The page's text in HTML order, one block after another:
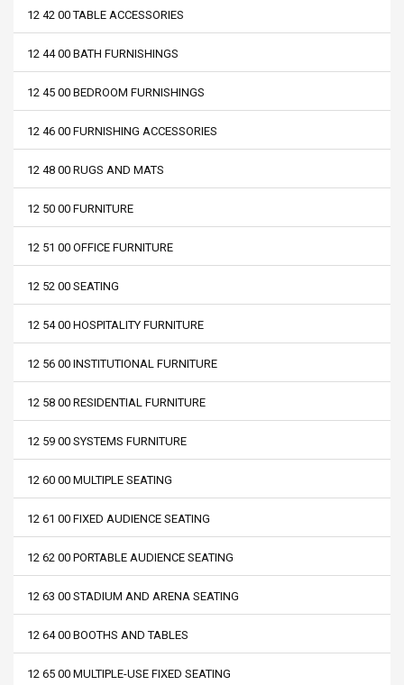
12 42 00 TABLE ACCESSORIES
12 44 00 BATH FURNISHINGS
12 45 00 BEDROOM FURNISHINGS
12 46 00 FURNISHING ACCESSORIES
12 48 00 RUGS AND MATS
12 50 00 FURNITURE
12 51 00 OFFICE FURNITURE
12 52 00 SEATING
12 54 00 HOSPITALITY FURNITURE
12 56 00 INSTITUTIONAL FURNITURE
12 58 00 RESIDENTIAL FURNITURE
12 59 00 SYSTEMS FURNITURE
12 60 00 MULTIPLE SEATING
12 61 00 FIXED AUDIENCE SEATING
12 62 00 PORTABLE AUDIENCE SEATING
12 63 00 STADIUM AND ARENA SEATING
12 64 00 BOOTHS AND TABLES
12 65 00 MULTIPLE-USE FIXED SEATING